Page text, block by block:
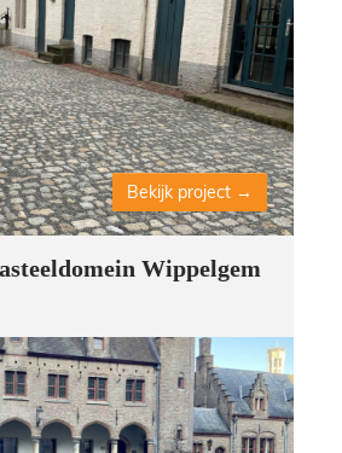
Wippelgem
Bekijk project